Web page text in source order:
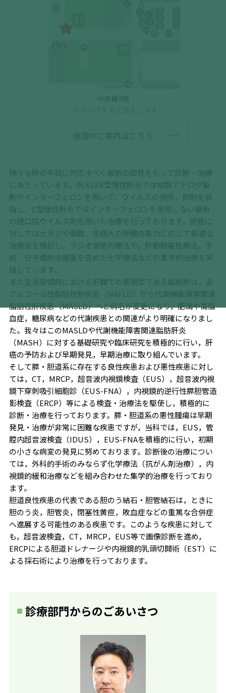
中央棟3階
様々な肝の不調に対応すべく最新の知見をもって診断・治療
にあたっています。例えばB型慢性肝炎では核酸アナログ製
剤やインターフェロンを用いて，ウイルスの排除，抑制を目
指し，C型慢性肝炎ではインターフェロンを使用しない最新
の経口抗ウイルス剤を用いた治療を行っております。肝癌に
対しては大きさや個数，各個人の肝臓の能力に応じて最適な
治療法を検討し，ラジオ波焼灼療法や，肝動脈塞栓療法，手
術，分子標的治療薬を含めた化学療法などの集学的治療を実
践しています。
また生活習慣病における肝臓での表現型である脂肪肝は，非
アルコール性脂肪性肝疾患（NAFLD）から代謝機能障害関連
脂肪性肝疾患（MASLD）へと病名が変更になり，肥満や高脂
血症，糖尿病などの代謝疾患との関連がより明確になりまし
た。我々はこのMASLDや代謝機能障害関連脂肪肝炎
（MASH）に対する基礎研究や臨床研究を積極的に行い，肝
癌の予防および早期発見，早期治療に取り組んでいます。
そして膵・胆道系に存在する良性疾患および悪性疾患に対し
ては，CT，MRCP，超音波内視鏡検査（EUS），超音波内視
鏡下穿刺吸引細胞診（EUS-FNA），内視鏡的逆行性膵胆管造
影検査（ERCP）等による検査・治療法を駆使し，積極的に
診断・治療を行っております。膵・胆道系の悪性腫瘍は早期
発見・治療が非常に困難な疾患ですが，当科では，EUS，管
腔内超音波検査（IDUS），EUS-FNAを積極的に行い，初期
の小さな病変の発見に努めております。診断後の治療につい
ては，外科的手術のみならず化学療法（抗がん剤治療），内
視鏡的緩和治療などを組み合わせた集学的治療を行っており
ます。
胆道良性疾患の代表である胆のう結石・胆管結石は，ときに
胆のう炎，胆管炎，閉塞性黄疸，敗血症などの重篤な合併症
へ進展する可能性のある疾患です。このような疾患に対して
も，超音波検査，CT，MRCP，EUS等で画像診断を進め，
ERCPによる胆道ドレナージや内視鏡的乳頭切開術（EST）に
よる採石術により治療を行っております。
診療部門からのごあいさつ